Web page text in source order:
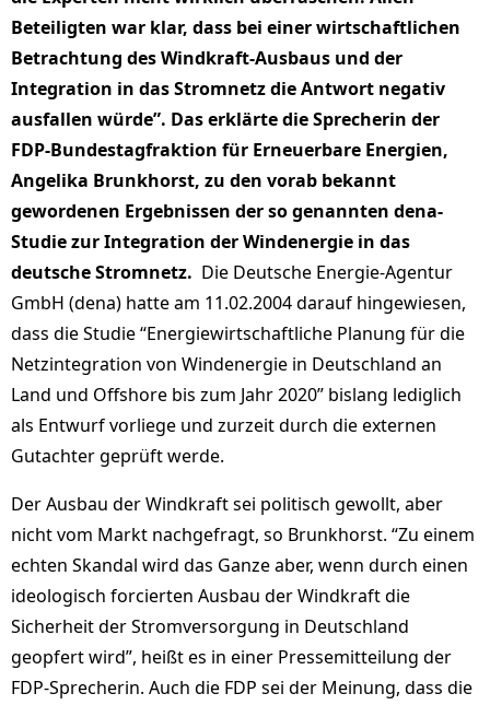
Beteiligten war klar, dass bei einer wirtschaftlichen
Betrachtung des Windkraft-Ausbaus und der
Integration in das Stromnetz die Antwort negativ
ausfallen würde”. Das erklärte die Sprecherin der
FDP-Bundestagfraktion für Erneuerbare Energien,
Angelika Brunkhorst, zu den vorab bekannt
gewordenen Ergebnissen der so genannten dena-
Studie zur Integration der Windenergie in das
deutsche Stromnetz. Die Deutsche Energie-Agentur
GmbH (dena) hatte am 11.02.2004 darauf hingewiesen,
dass die Studie “Energiewirtschaftliche Planung für die
Netzintegration von Windenergie in Deutschland an
Land und Offshore bis zum Jahr 2020” bislang lediglich
als Entwurf vorliege und zurzeit durch die externen
Gutachter geprüft werde.
Der Ausbau der Windkraft sei politisch gewollt, aber
nicht vom Markt nachgefragt, so Brunkhorst. “Zu einem
echten Skandal wird das Ganze aber, wenn durch einen
ideologisch forcierten Ausbau der Windkraft die
Sicherheit der Stromversorgung in Deutschland
geopfert wird”, heißt es in einer Pressemitteilung der
FDP-Sprecherin. Auch die FDP sei der Meinung, dass die